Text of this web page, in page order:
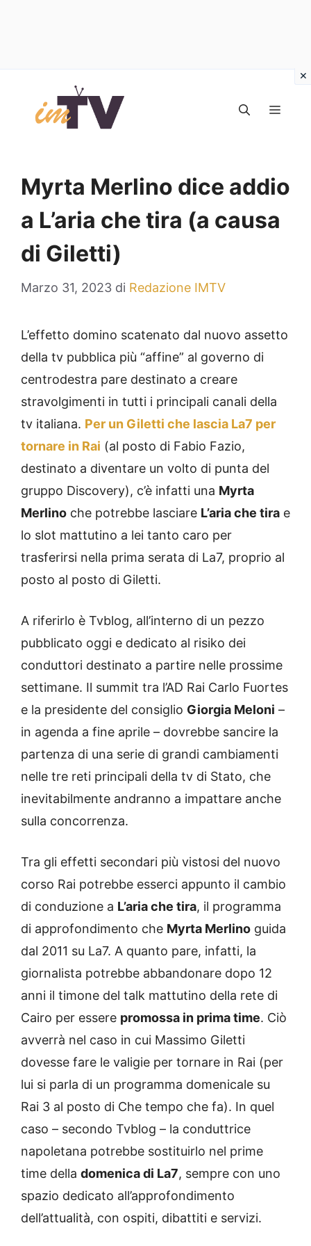
contenuto
Myrta Merlino dice addio
a L’aria che tira (a causa
di Giletti)
Marzo 31, 2023 di Redazione IMTV
L’effetto domino scatenato dal nuovo assetto
della tv pubblica più “affine” al governo di
centrodestra pare destinato a creare
stravolgimenti in tutti i principali canali della
tv italiana. Per un Giletti che lascia La7 per
tornare in Rai (al posto di Fabio Fazio,
destinato a diventare un volto di punta del
gruppo Discovery), c’è infatti una Myrta
Merlino che potrebbe lasciare L’aria che tira e
lo slot mattutino a lei tanto caro per
trasferirsi nella prima serata di La7, proprio al
posto al posto di Giletti.
A riferirlo è Tvblog, all’interno di un pezzo
pubblicato oggi e dedicato al risiko dei
conduttori destinato a partire nelle prossime
settimane. Il summit tra l’AD Rai Carlo Fuortes
e la presidente del consiglio Giorgia Meloni –
in agenda a fine aprile – dovrebbe sancire la
partenza di una serie di grandi cambiamenti
nelle tre reti principali della tv di Stato, che
inevitabilmente andranno a impattare anche
sulla concorrenza.
Tra gli effetti secondari più vistosi del nuovo
corso Rai potrebbe esserci appunto il cambio
di conduzione a L’aria che tira, il programma
di approfondimento che Myrta Merlino guida
dal 2011 su La7. A quanto pare, infatti, la
giornalista potrebbe abbandonare dopo 12
anni il timone del talk mattutino della rete di
Cairo per essere promossa in prima time. Ciò
avverrà nel caso in cui Massimo Giletti
dovesse fare le valigie per tornare in Rai (per
lui si parla di un programma domenicale su
Rai 3 al posto di Che tempo che fa). In quel
caso – secondo Tvblog – la conduttrice
napoletana potrebbe sostituirlo nel prime
time della domenica di La7, sempre con uno
spazio dedicato all’approfondimento
dell’attualità, con ospiti, dibattiti e servizi.